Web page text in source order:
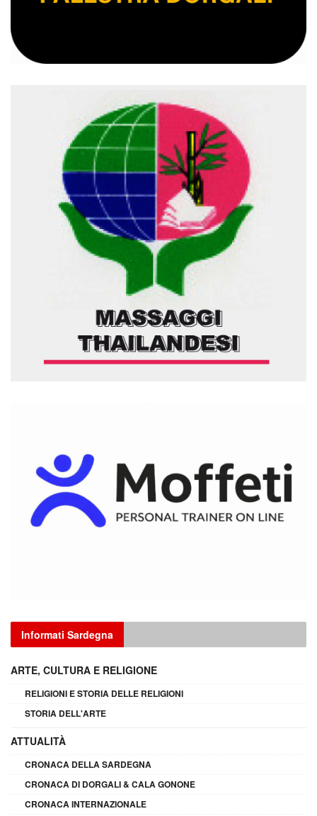
Informati Sardegna
ARTE, CULTURA E RELIGIONE
RELIGIONI E STORIA DELLE RELIGIONI
STORIA DELL'ARTE
ATTUALITÀ
CRONACA DELLA SARDEGNA
CRONACA DI DORGALI & CALA GONONE
CRONACA INTERNAZIONALE